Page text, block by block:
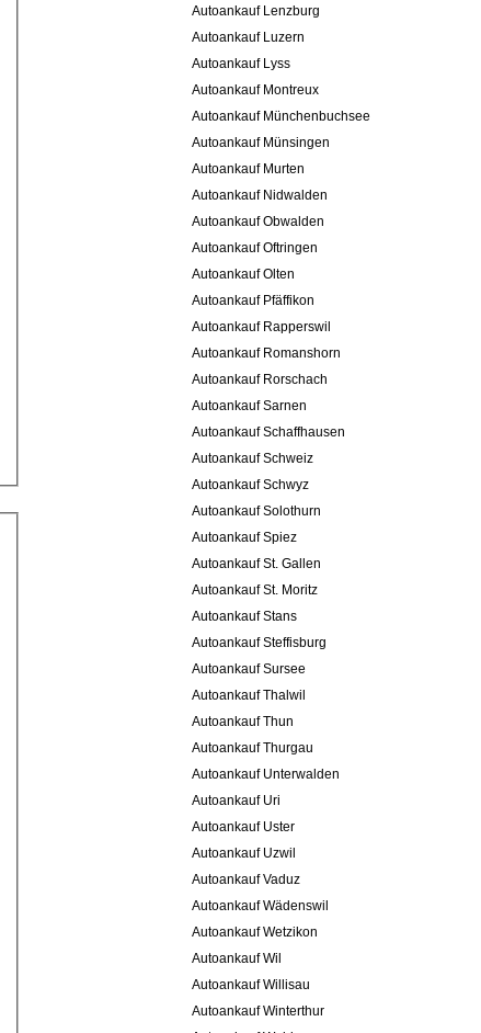
Autoankauf Lenzburg
Autoankauf Luzern
Autoankauf Lyss
Autoankauf Montreux
Autoankauf Münchenbuchsee
Autoankauf Münsingen
Autoankauf Murten
Autoankauf Nidwalden
Autoankauf Obwalden
Autoankauf Oftringen
Autoankauf Olten
Autoankauf Pfäffikon
Autoankauf Rapperswil
Autoankauf Romanshorn
Autoankauf Rorschach
Autoankauf Sarnen
Autoankauf Schaffhausen
Autoankauf Schweiz
Autoankauf Schwyz
Autoankauf Solothurn
Autoankauf Spiez
Autoankauf St. Gallen
Autoankauf St. Moritz
Autoankauf Stans
Autoankauf Steffisburg
Autoankauf Sursee
Autoankauf Thalwil
Autoankauf Thun
Autoankauf Thurgau
Autoankauf Unterwalden
Autoankauf Uri
Autoankauf Uster
Autoankauf Uzwil
Autoankauf Vaduz
Autoankauf Wädenswil
Autoankauf Wetzikon
Autoankauf Wil
Autoankauf Willisau
Autoankauf Winterthur